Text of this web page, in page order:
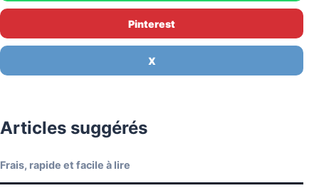
Pinterest
X
Articles suggérés
Frais, rapide et facile à lire